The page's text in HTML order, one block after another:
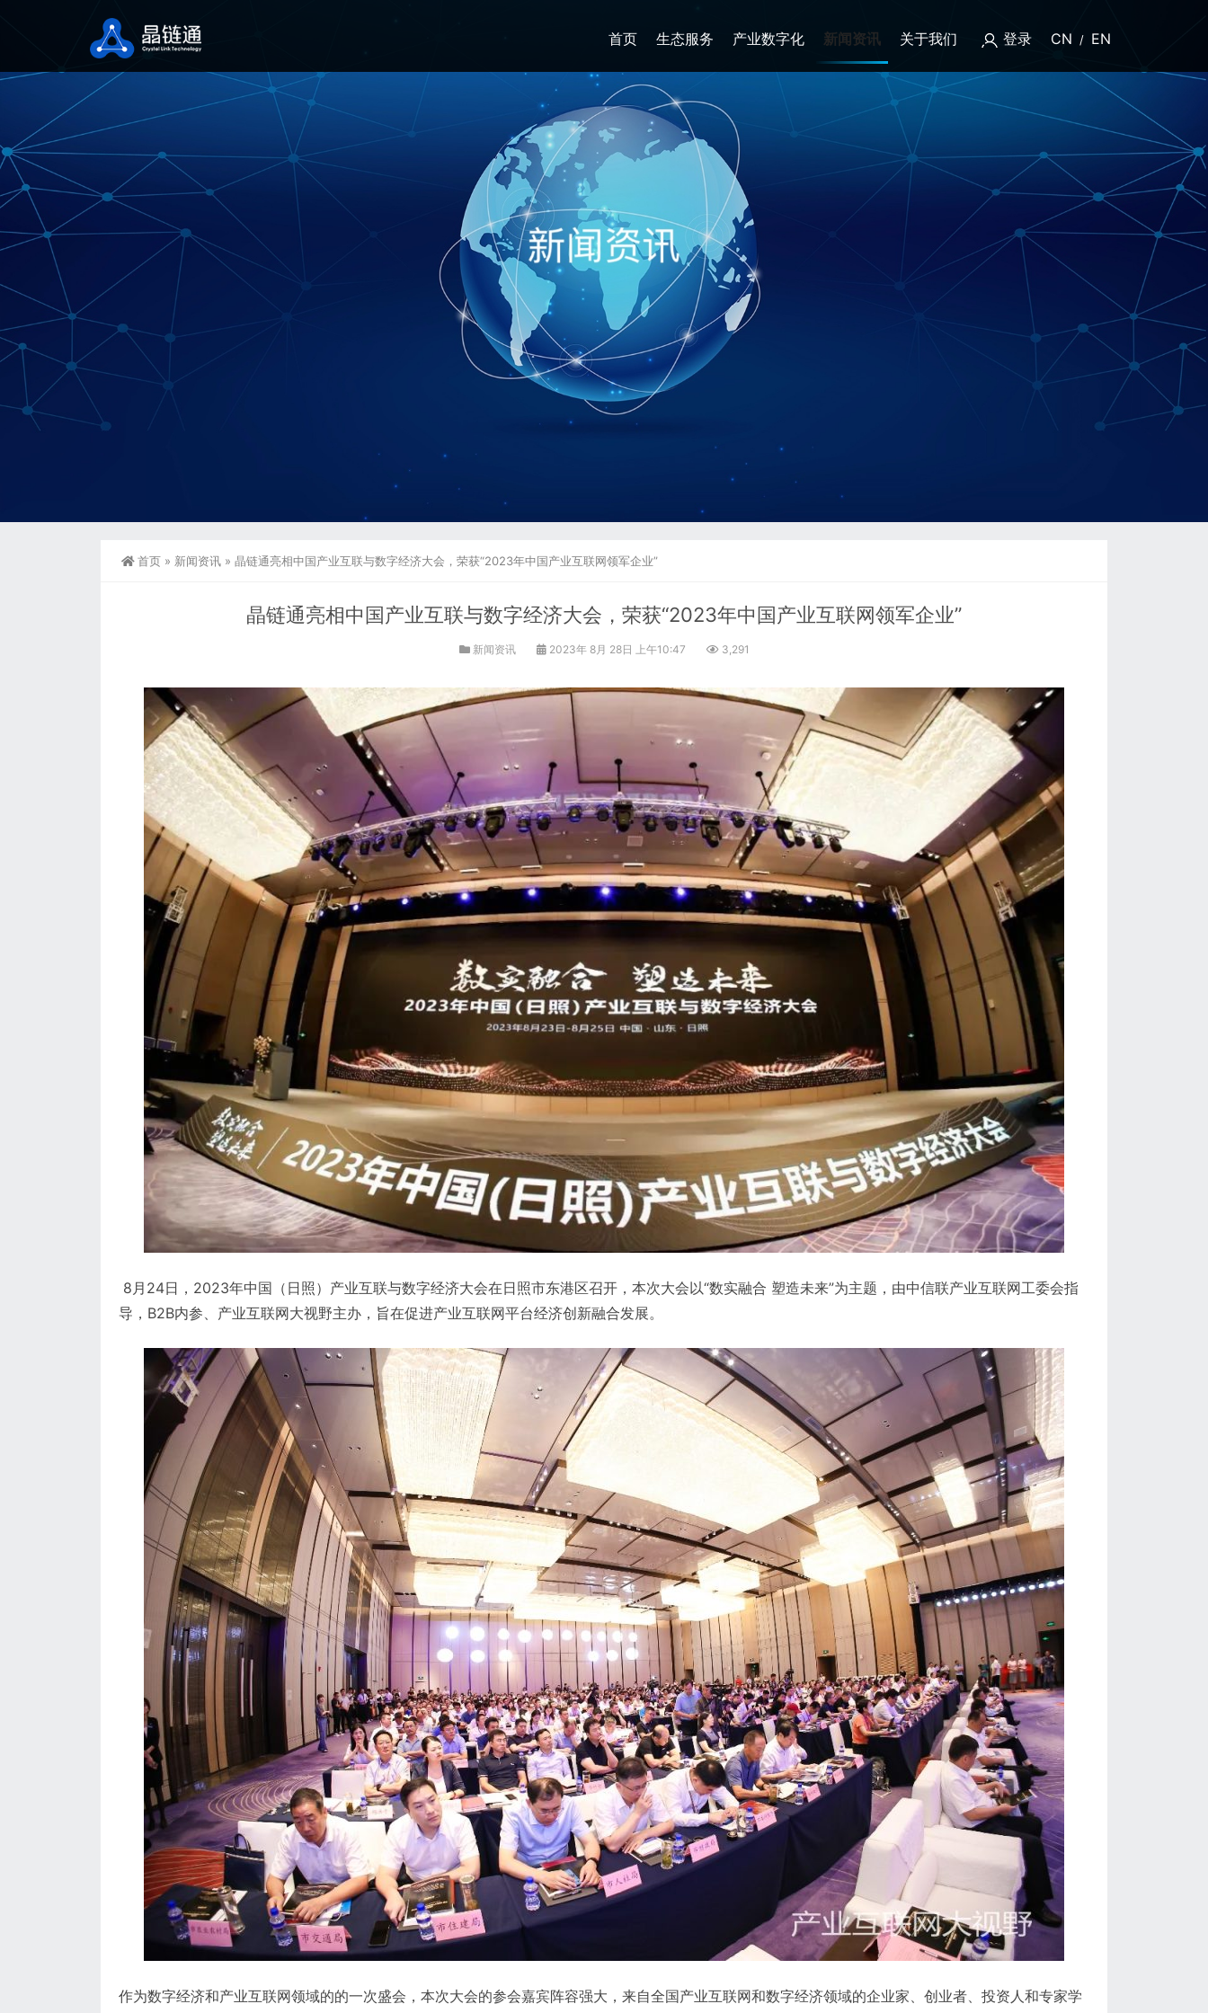
首页 生态服务 产业数字化 新闻资讯 关于我们 登录 CN / EN
首页 » 新闻资讯 » 晶链通亮相中国产业互联与数字经济大会，荣获“2023年中国产业互联网领军企业”
晶链通亮相中国产业互联与数字经济大会，荣获“2023年中国产业互联网领军企业”
新闻资讯 2023年 8月 28日 上午10:47 3,291
8月24日，2023年中国（日照）产业互联与数字经济大会在日照市东港区召开，本次大会以“数实融合 塑造未来”为主题，由中信联产业互联网工委会指
导，B2B内参、产业互联网大视野主办，旨在促进产业互联网平台经济创新融合发展。
作为数字经济和产业互联网领域的的一次盛会，本次大会的参会嘉宾阵容强大，来自全国产业互联网和数字经济领域的企业家、创业者、投资人和专家学